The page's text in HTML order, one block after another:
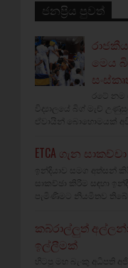
ජනප්‍රිය පුවත්
මෙය
රටේ නම
විද්‍යාලයේ බිග් මැච්
ඒවායින් බොහොමයක්
ETCA ගැන
ඉන්දියාව සමග අත්සන්
සාකච්ඡා කිරීම සඳහා
පැමිණීමට නියමිතව
කබ්රාල්ලුත්
ඉල්ලීමක්
හිටපු මහ බැංකු අධිපති